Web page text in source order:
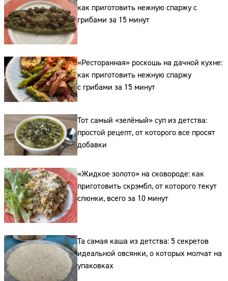
как приготовить нежную спаржу с
грибами за 15 минут
«Ресторанная» роскошь на дачной кухне:
как приготовить нежную спаржу
с грибами за 15 минут
Тот самый «зелёный» суп из детства:
простой рецепт, от которого все просят
добавки
«Жидкое золото» на сковороде: как
приготовить скрэмбл, от которого текут
слюнки, всего за 10 минут
Та самая каша из детства: 5 секретов
идеальной овсянки, о которых молчат на
упаковках
Сайт: